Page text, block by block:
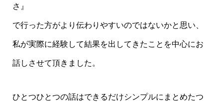
さ』
で行った方がより伝わりやすいのではないかと思い、
私が実際に経験して結果を出してきたことを中心にお
話しさせて頂きました。
ひとつひとつの話はできるだけシンプルにまとめたつ